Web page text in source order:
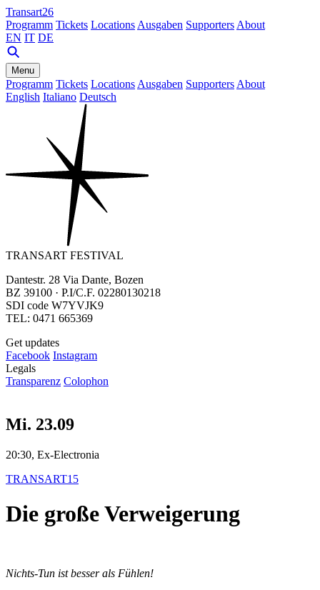
Transart26
Programm Tickets Locations Ausgaben Supporters About
EN IT DE
Menu
Programm Tickets Locations Ausgaben Supporters About
English Italiano Deutsch
TRANSART FESTIVAL
Dantestr. 28 Via Dante, Bozen
BZ 39100 · P.I/C.F. 02280130218
SDI code W7YVJK9
TEL: 0471 665369
Get updates
Facebook Instagram
Legals
Transparenz Colophon
Mi. 23.09
20:30, Ex-Electronia
TRANSART15
Die große Verweigerung
Nichts-Tun ist besser als Fühlen!